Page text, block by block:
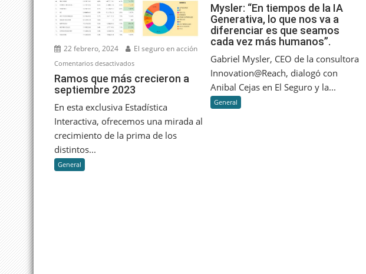
22 febrero, 2024 El seguro en acción
Comentarios desactivadosen
Ramos
que
a
septiembre
Ramos que más crecieron a
septiembre 2023
En esta exclusiva Estadística
Interactiva, ofrecemos una mirada al
crecimiento de la prima de los
distintos...
General
Mysler:
“En
tiempos
de
la
IA
Generativa,
lo
Mysler: “En tiempos de la IA
Generativa, lo que nos va a
diferenciar es que seamos
cada vez más humanos”.
Gabriel Mysler, CEO de la consultora
Innovation@Reach, dialogó con
Anibal Cejas en El Seguro y la...
General